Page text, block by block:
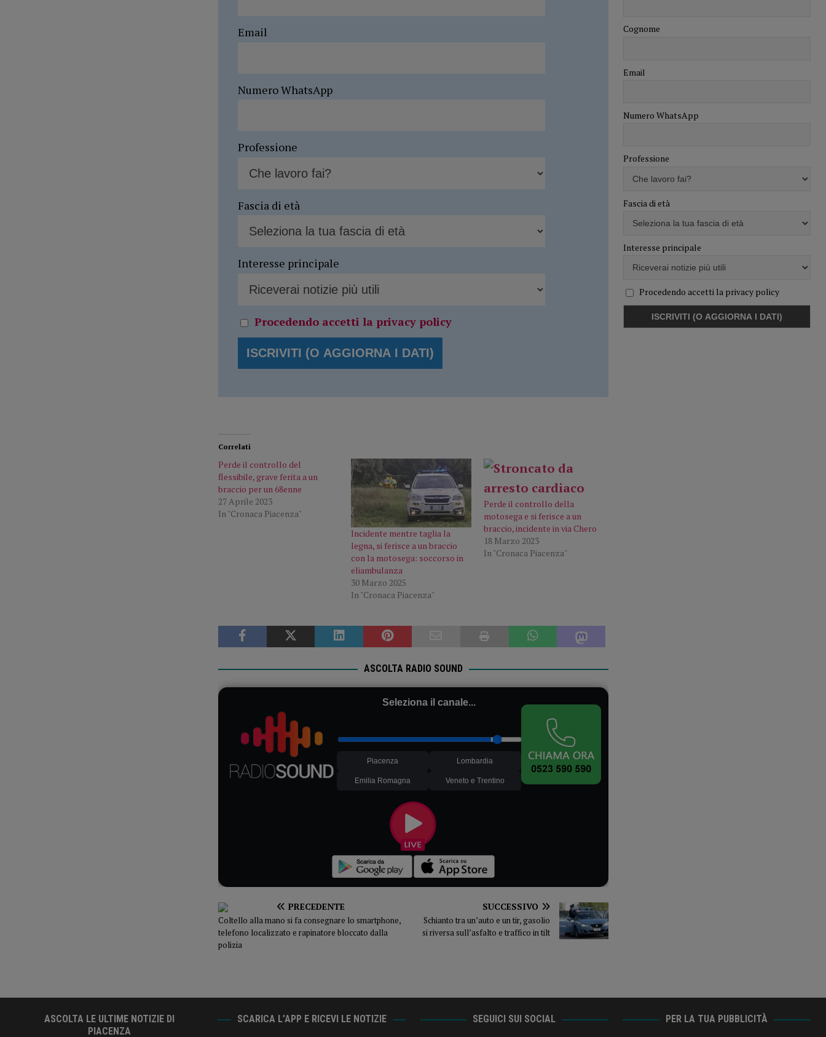
Email
Numero WhatsApp
Professione
Fascia di età
Interesse principale
Procedendo accetti la privacy policy
Correlati
Perde il controllo del
flessibile, grave ferita a un
braccio per un 68enne
27 Aprile 2023
In "Cronaca Piacenza"
Incidente mentre taglia la
legna, si ferisce a un braccio
con la motosega: soccorso in
eliambulanza
30 Marzo 2025
In "Cronaca Piacenza"
Perde il controllo della
motosega e si ferisce a un
braccio, incidente in via Chero
18 Marzo 2023
In "Cronaca Piacenza"
ASCOLTA RADIO SOUND
Seleziona il canale...
Piacenza Lombardia
Emilia Romagna Veneto e Trentino
PRECEDENTE
Coltello alla mano si fa consegnare lo smartphone,
telefono localizzato e rapinatore bloccato dalla
polizia
SUCCESSIVO
Schianto tra un’auto e un tir, gasolio
si riversa sull’asfalto e traffico in tilt
Cognome
Email
Numero WhatsApp
Professione
Fascia di età
Interesse principale
Procedendo accetti la privacy policy
ASCOLTA LE ULTIME NOTIZIE DI
PIACENZA
SCARICA L’APP E RICEVI LE NOTIZIE SEGUICI SUI SOCIAL PER LA TUA PUBBLICITÀ